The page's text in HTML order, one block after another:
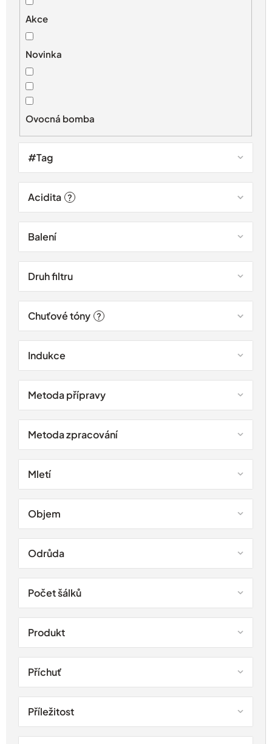
Akce
Novinka
Ovocná bomba
#Tag
Acidita ?
Balení
Druh filtru
Chuťové tóny ?
Indukce
Metoda přípravy
Metoda zpracování
Mletí
Objem
Odrůda
Počet šálků
Produkt
Příchuť
Příležitost